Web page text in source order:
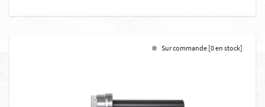
Sur commande [0 en stock]